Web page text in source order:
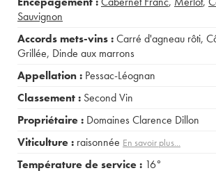
Sauvignon
Accords mets-vins :Carré d'agneau rôti,
Grillée, Dinde aux marrons
Appellation : Pessac-Léognan
Classement : Second Vin
Propriétaire : Domaines Clarence Dillon
Viticulture : raisonnée En savoir plus...
Température de service : 16°